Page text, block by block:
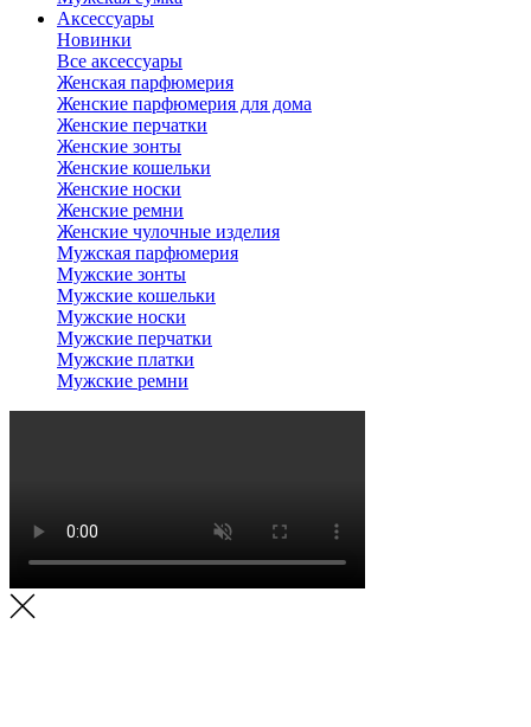
Аксессуары
Новинки
Все аксессуары
Женская парфюмерия
Женские парфюмерия для дома
Женские перчатки
Женские зонты
Женские кошельки
Женские носки
Женские ремни
Женские чулочные изделия
Мужская парфюмерия
Мужские зонты
Мужские кошельки
Мужские носки
Мужские перчатки
Мужские платки
Мужские ремни